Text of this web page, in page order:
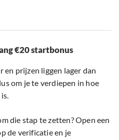
€20 startbonus
en prijzen liggen lager dan
om je te verdiepen in hoe
die stap te zetten? Open een
de verificatie en je